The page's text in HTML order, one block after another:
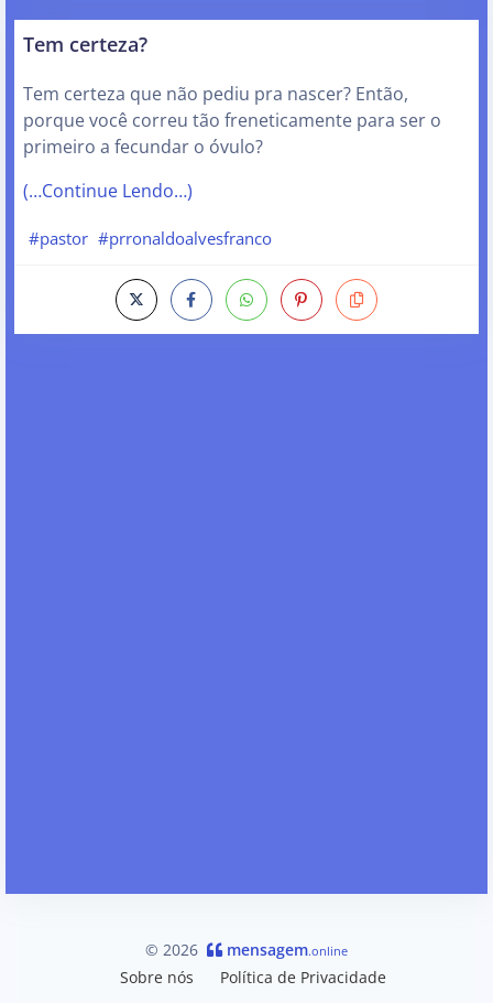
Tem certeza?
Tem certeza que não pediu pra nascer? Então,
porque você correu tão freneticamente para ser o
primeiro a fecundar o óvulo?
(…Continue Lendo…)
#pastor #prronaldoalvesfranco
© 2026 mensagem.online
Sobre nós Política de Privacidade